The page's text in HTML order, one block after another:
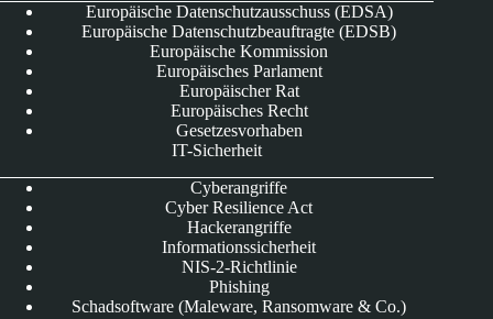
Europäische Datenschutzausschuss (EDSA)
Europäische Datenschutzbeauftragte (EDSB)
Europäische Kommission
Europäisches Parlament
Europäischer Rat
Europäisches Recht
Gesetzesvorhaben
IT-Sicherheit
Cyberangriffe
Cyber Resilience Act
Hackerangriffe
Informationssicherheit
NIS-2-Richtlinie
Phishing
Schadsoftware (Maleware, Ransomware & Co.)